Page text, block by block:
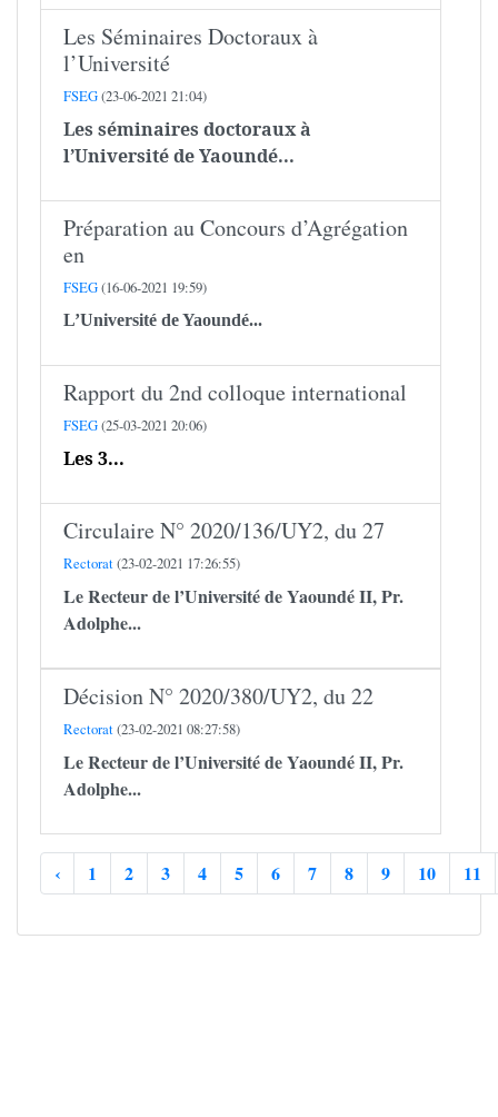
Les Séminaires Doctoraux à
l’Université
FSEG(23-06-2021 21:04)
Les séminaires doctoraux à
l’Université de Yaoundé...
Préparation au Concours d’Agrégation
en
FSEG(16-06-2021 19:59)
L’Université de Yaoundé...
Rapport du 2nd colloque international
FSEG(25-03-2021 20:06)
Les 3...
Circulaire N° 2020/136/UY2, du 27
Rectorat(23-02-2021 17:26:55)
Le Recteur de l’Université de Yaoundé II,Pr.
Adolphe...
Décision N° 2020/380/UY2, du 22
Rectorat(23-02-2021 08:27:58)
Le Recteur de l’Université de Yaoundé II,Pr.
Adolphe...
‹ 1 2 3 4 5 6 7 8 9 10 11